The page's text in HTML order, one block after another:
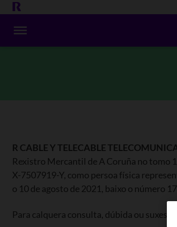
R CABLE Y TELECABLE
Rexistro Mercantil de A Coruña no tomo
X-7507919-Y, como persoa física
o 10 de agosto de 2021, baixo o número
Para calquera consulta, dúbida ou